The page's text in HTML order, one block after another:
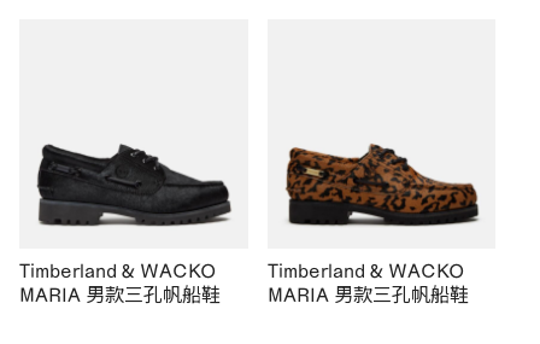
Timberland & WACKO
MARIA 男款三孔帆船鞋
Timberland & WACKO
MARIA 男款三孔帆船鞋